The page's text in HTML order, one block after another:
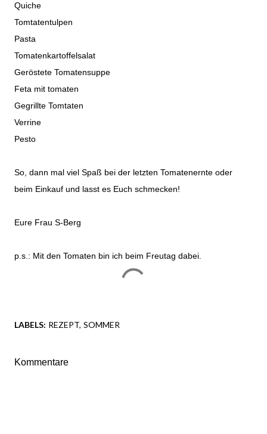
Quiche
Tomtatentulpen
Pasta
Tomatenkartoffelsalat
Geröstete Tomatensuppe
Feta mit tomaten
Gegrillte Tomtaten
Verrine
Pesto
So, dann mal viel Spaß bei der letzten Tomatenernte oder
beim Einkauf und lasst es Euch schmecken!
Eure Frau S-Berg
p.s.: Mit den Tomaten bin ich beim Freutag dabei.
LABELS: REZEPT SOMMER
Kommentare